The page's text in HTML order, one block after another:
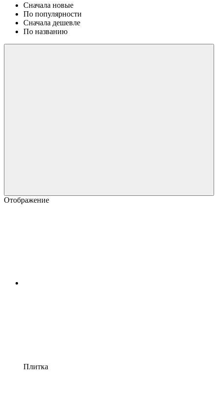
Сначала новые
По популярности
Сначала дешевле
По названию
Отображение
Плитка